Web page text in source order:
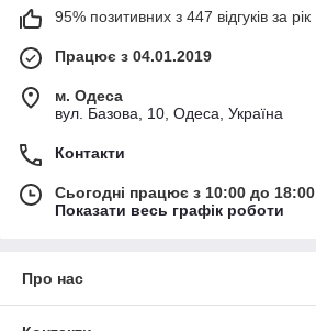
95% позитивних з 447 відгуків за рік
Працює з 04.01.2019
м. Одеса
вул. Базова, 10, Одеса, Україна
Контакти
Сьогодні працює з 10:00 до 18:00
Показати весь графік роботи
Про нас